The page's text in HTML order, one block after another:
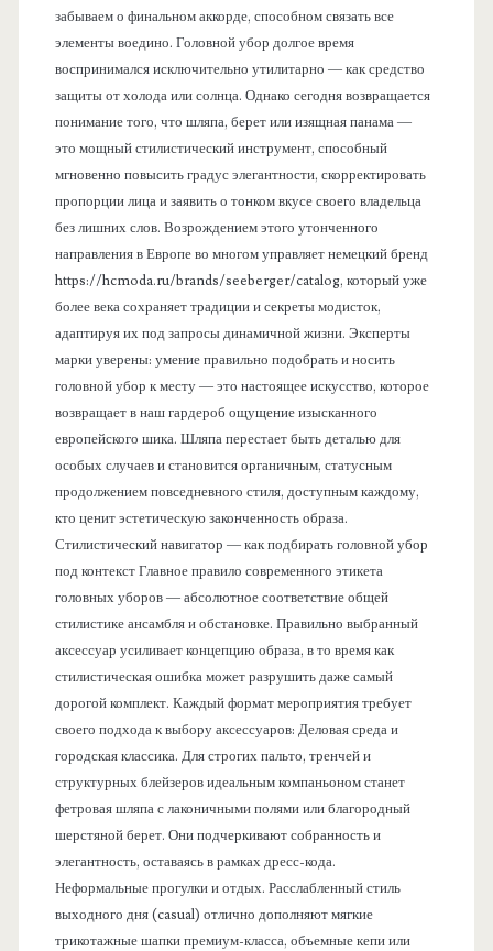
забываем о финальном аккорде, способном связать все
элементы воедино. Головной убор долгое время
воспринимался исключительно утилитарно — как средство
защиты от холода или солнца. Однако сегодня возвращается
понимание того, что шляпа, берет или изящная панама —
это мощный стилистический инструмент, способный
мгновенно повысить градус элегантности, скорректировать
пропорции лица и заявить о тонком вкусе своего владельца
без лишних слов. Возрождением этого утонченного
направления в Европе во многом управляет немецкий бренд
https://hcmoda.ru/brands/seeberger/catalog, который уже
более века сохраняет традиции и секреты модисток,
адаптируя их под запросы динамичной жизни. Эксперты
марки уверены: умение правильно подобрать и носить
головной убор к месту — это настоящее искусство, которое
возвращает в наш гардероб ощущение изысканного
европейского шика. Шляпа перестает быть деталью для
особых случаев и становится органичным, статусным
продолжением повседневного стиля, доступным каждому,
кто ценит эстетическую законченность образа.
Стилистический навигатор — как подбирать головной убор
под контекст Главное правило современного этикета
головных уборов — абсолютное соответствие общей
стилистике ансамбля и обстановке. Правильно выбранный
аксессуар усиливает концепцию образа, в то время как
стилистическая ошибка может разрушить даже самый
дорогой комплект. Каждый формат мероприятия требует
своего подхода к выбору аксессуаров: Деловая среда и
городская классика. Для строгих пальто, тренчей и
структурных блейзеров идеальным компаньоном станет
фетровая шляпа с лаконичными полями или благородный
шерстяной берет. Они подчеркивают собранность и
элегантность, оставаясь в рамках дресс-кода.
Неформальные прогулки и отдых. Расслабленный стиль
выходного дня (casual) отлично дополняют мягкие
трикотажные шапки премиум-класса, объемные кепи или